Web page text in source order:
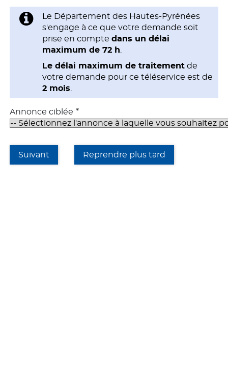
Le Département des Hautes-Pyrénées
s'engage à ce que votre demande soit
prise en comptedans un délai
maximum de 72 h
Le délai maximum de traitement de
votre demande pour ce téléservice est de
2 mois.
Annonce ciblée *
Suivant Reprendre plus tard